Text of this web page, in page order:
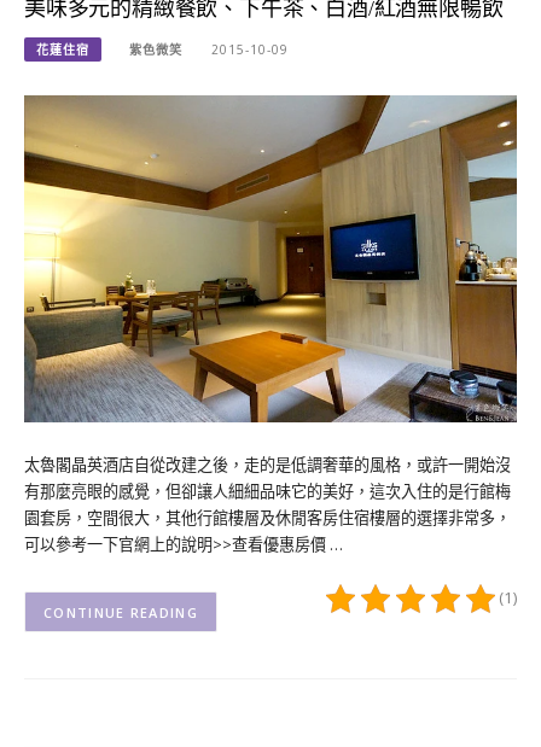
美味多元的精緻餐飲、下午茶、白酒/紅酒無限暢飲
花蓮住宿 紫色微笑 2015-10-09
太魯閣晶英酒店自從改建之後，走的是低調奢華的風格，或許一開始沒
有那麼亮眼的感覺，但卻讓人細細品味它的美好，這次入住的是行館梅
園套房，空間很大，其他行館樓層及休閒客房住宿樓層的選擇非常多，
可以參考一下官網上的說明>>查看優惠房價 …
(1)
CONTINUE READING